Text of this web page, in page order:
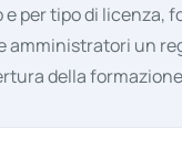
e per tipo di licenza,
amministratori un
della